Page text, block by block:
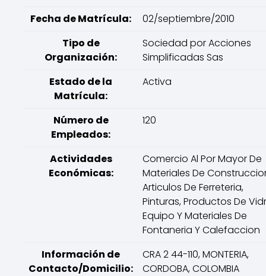
Fecha de Matrícula:
02/septiembre/2010
Tipo de
Organización:
Sociedad por Acciones
Simplificadas Sas
Estado de la
Matrícula:
Activa
Número de
Empleados:
120
Actividades
Económicas:
Comercio Al Por Mayor De
Materiales De
Articulos De Ferreteria,
Pinturas, Productos De
Equipo Y Materiales De
Fontaneria Y Calefaccion
Información de
Contacto/Domicilio:
CRA 2 44-110, MONTERIA,
CORDOBA, COLOMBIA